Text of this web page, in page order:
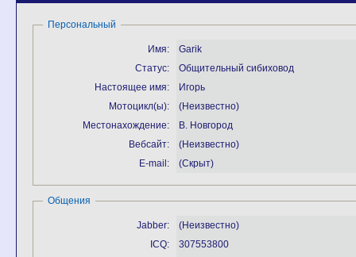
Персональный
Имя:
Garik
Статус:
Общительный сибиховод
Настоящее имя:
Игорь
Мотоцикл(ы):
(Неизвестно)
Местонахождение:
В. Новгород
Вебсайт:
(Неизвестно)
E-mail:
(Скрыт)
Общения
Jabber:
(Неизвестно)
ICQ:
307553800